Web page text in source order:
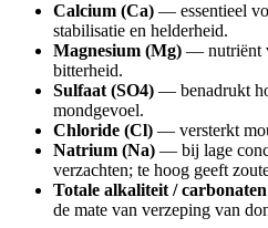
Calcium (Ca) — essentieel
stabilisatie en helderheid.
Magnesium (Mg) — nutriënt
bitterheid.
Sulfaat (SO4) — benadrukt
mondgevoel.
Chloride (Cl) — versterkt
Natrium (Na) — bij lage
verzachten; te hoog geeft
Totale alkaliteit / carbonaten
de mate van verzeping van